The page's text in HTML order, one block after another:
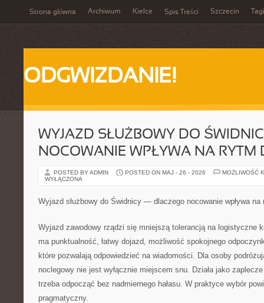
Strona główna Archiwum Kielce Spis Treści Szczecin Tagi
ODGWIZDANIE!
WYJAZD SŁUŻBOWY DO
NOCOWANIE WPŁYWA NA RYTM
POSTED BY ADMIN POSTED ON MAJ - 26 - 2026
MOŻLIWOŚĆ
WYŁĄCZONA
Wyjazd służbowy do Świdnicy — dlaczego nocowanie wpływa na
Wyjazd zawodowy rządzi się mniejszą tolerancją na logistyczne
ma punktualność, łatwy dojazd, możliwość spokojnego
które pozwalają odpowiedzieć na wiadomości. Dla osoby
noclegowy nie jest wyłącznie miejscem snu. Działa jako
trzeba odpocząć bez nadmiernego hałasu. W praktyce wybór
pragmatyczny.